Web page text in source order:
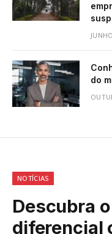
do
NOTÍCIAS
Descubra
diferencial